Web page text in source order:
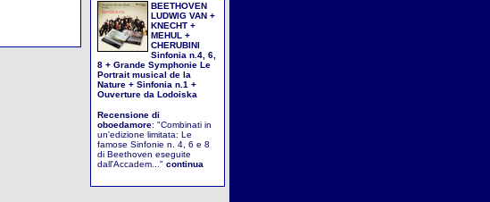
BEETHOVEN
LUDWIG VAN +
KNECHT +
MEHUL +
CHERUBINI
Sinfonia n.4, 6,
8 + Grande Symphonie Le
Portrait musical de la
Nature + Sinfonia n.1 +
Ouverture da Lodoiska
Recensione di
oboedamore: "Combinati in
un'edizione limitata: Le
famose Sinfonie n. 4, 6 e 8
di Beethoven eseguite
dall'Accadem..." continua